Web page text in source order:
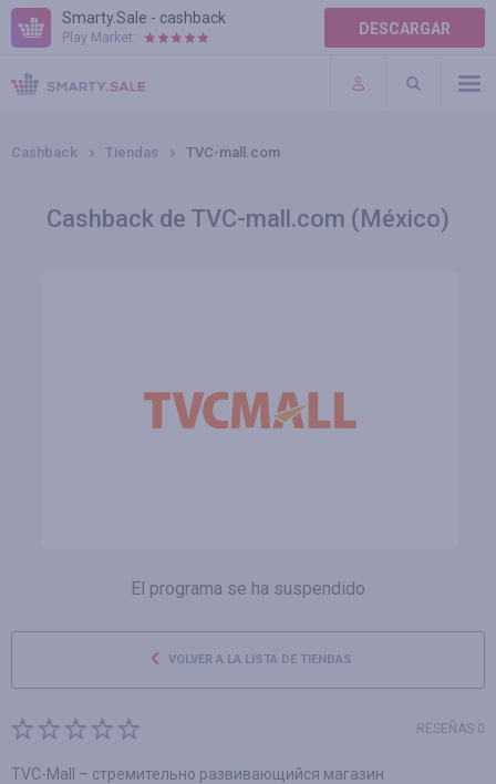
Smarty.Sale - cashback
Play Market: DESCARGAR
AYUDA
TÉRMINOS DE USO
Cashback Tiendas TVC-mall.com
Cashback de TVC-mall.com (México)
El programa se ha suspendido
VOLVER A LA LISTA DE TIENDAS
RESEÑAS 0
TVC-Mall – стремительно развивающийся магазин